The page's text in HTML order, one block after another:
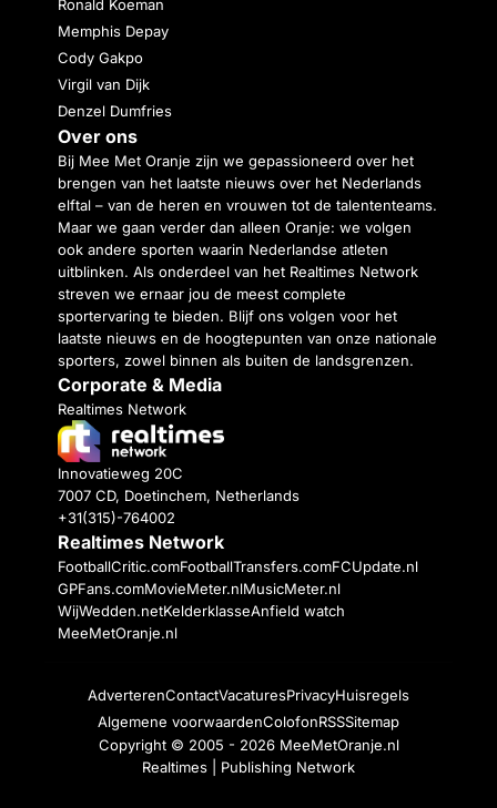
Ronald Koeman
Memphis Depay
Cody Gakpo
Virgil van Dijk
Denzel Dumfries
Over ons
Bij Mee Met Oranje zijn we gepassioneerd over het
brengen van het laatste nieuws over het Nederlands
elftal – van de heren en vrouwen tot de talententeams.
Maar we gaan verder dan alleen Oranje: we volgen
ook andere sporten waarin Nederlandse atleten
uitblinken. Als onderdeel van het Realtimes Network
streven we ernaar jou de meest complete
sportervaring te bieden. Blijf ons volgen voor het
laatste nieuws en de hoogtepunten van onze nationale
sporters, zowel binnen als buiten de landsgrenzen.
Corporate & Media
Realtimes Network
Innovatieweg 20C
7007 CD, Doetinchem, Netherlands
+31(315)-764002
Realtimes Network
FootballCritic.comFootballTransfers.comFCUpdate.nl
GPFans.comMovieMeter.nlMusicMeter.nl
WijWedden.netKelderklasseAnfield watch
MeeMetOranje.nl
AdverterenContactVacaturesPrivacyHuisregels
Algemene voorwaardenColofonRSSSitemap
Copyright © 2005 - 2026 MeeMetOranje.nl
Realtimes | Publishing Network